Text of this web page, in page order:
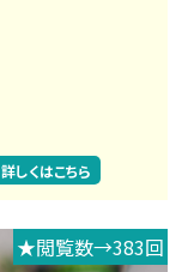
詳しくはこちら
★閲覧数→383回